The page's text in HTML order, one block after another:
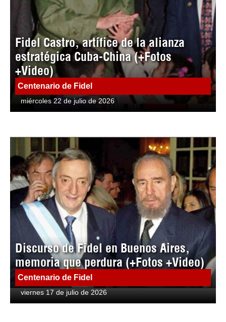
Fidel Castro, artífice de la alianza
estratégica Cuba-China (+Fotos
+Video)
Centenario de Fidel
miércoles 22 de julio de 2026
Discurso de Fidel en Buenos Aires,
memoria que perdura (+Fotos +Video)
Centenario de Fidel
viernes 17 de julio de 2026